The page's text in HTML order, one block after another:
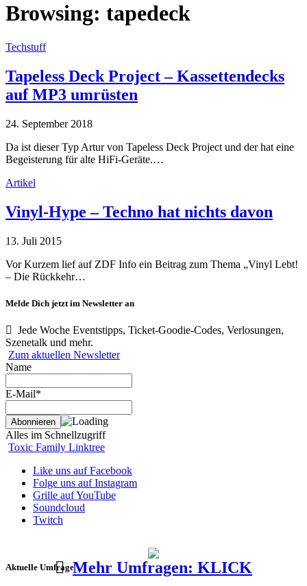
Browsing: tapedeck
Techstuff
Tapeless Deck Project – Kassettendecks
auf MP3 umrüsten
24. September 2018
Da ist dieser Typ Artur von Tapeless Deck Project und der hat eine
Begeisterung für alte HiFi-Geräte.…
Artikel
Vinyl-Hype – Techno hat nichts davon
13. Juli 2015
Vor Kurzem lief auf ZDF Info ein Beitrag zum Thema „Vinyl Lebt!
– Die Rückkehr…
Melde Dich jetzt im Newsletter an
Jede Woche Eventstipps, Ticket-Goodie-Codes, Verlosungen,
Szenetalk und mehr.
Zum aktuellen Newsletter
Name
E-Mail*
Alles im Schnellzugriff
Toxic Family Linktree
Like uns auf Facebook
Folge uns auf Instagram
Grille auf YouTube
Soundcloud
Twitch
Aktuelle UmfrageMehr Umfragen: KLICK